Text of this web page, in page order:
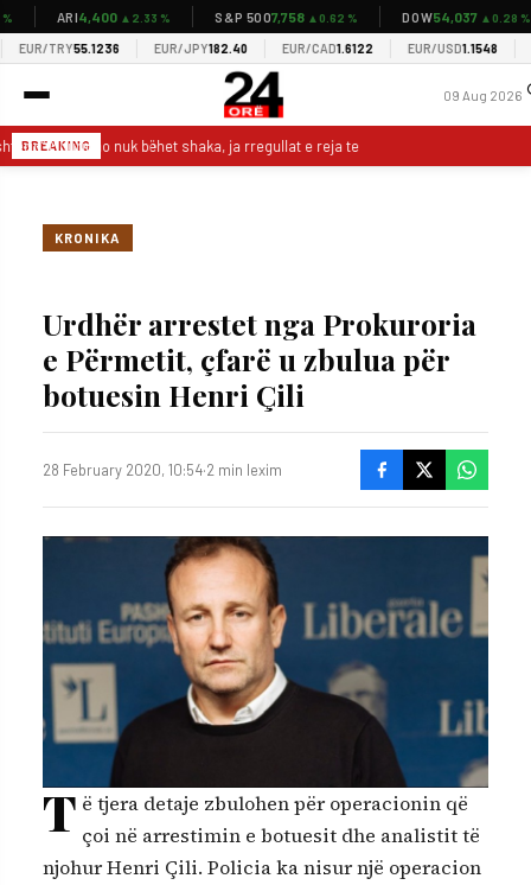
ARI4,400▲2.33 % S&P 5007,758▲0.62 % DOW54,037▲0.28 %
EUR/TRY55.1236 EUR/JPY182.40 EUR/CAD1.6122 EUR/USD1.1548
09 Aug 2026
BREAKING
Mourinho nuk bëhet shaka, ja rregullat e reja te Real Madridi
KRONIKA
Urdhër arrestet nga Prokuroria
e Përmetit, çfarë u zbulua për
botuesin Henri Çili
28 February 2020, 10:54·2 min lexim
T ë tjera detaje zbulohen për operacionin që
çoi në arrestimin e botuesit dhe analistit të
njohur Henri Çili. Policia ka nisur një operacion